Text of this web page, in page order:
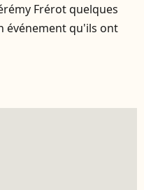
Frérot quelques
événement qu'ils ont